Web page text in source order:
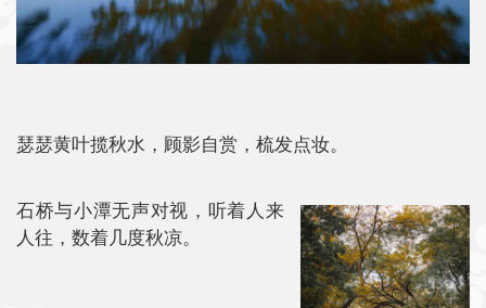
瑟瑟黄叶揽秋水，顾影自赏，梳发点妆。
石桥与小潭无声对视，听着人来
人往，数着几度秋凉。